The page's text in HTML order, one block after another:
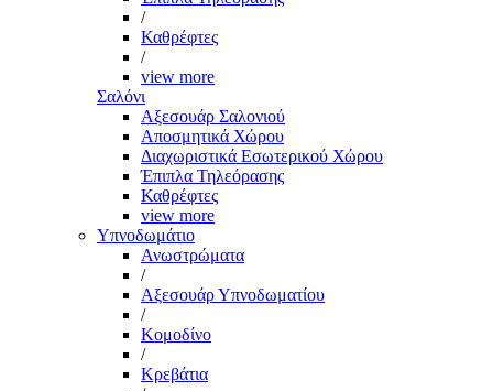
/
Καθρέφτες
/
view more
Σαλόνι
Αξεσουάρ Σαλονιού
Αποσμητικά Χώρου
Διαχωριστικά Εσωτερικού Χώρου
Έπιπλα Τηλεόρασης
Καθρέφτες
view more
Υπνοδωμάτιο
Ανωστρώματα
/
Αξεσουάρ Υπνοδωματίου
/
Κομοδίνο
/
Κρεβάτια